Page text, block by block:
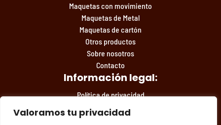
Valoramos tu privacidad
Maquetas con movimiento
Maquetas de Metal
Maquetas de cartón
Otros productos
Sobre nosotros
Contacto
Información legal:
Política de privacidad
Condiciones de compra
Aviso legal